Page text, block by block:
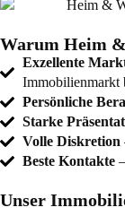
Warum Heim
Exzellente
Immobilienmarkt
Persönliche
Starke
Volle Diskretion
Beste Kontakte
Unser